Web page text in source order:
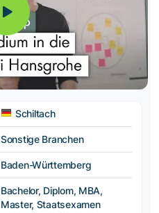
Schiltach
Sonstige Branchen
Baden-Württemberg
Bachelor, Diplom, MBA,
Master, Staatsexamen